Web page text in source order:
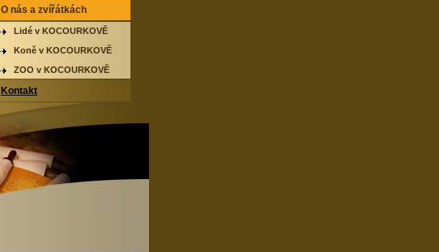
O nás a zvířátkách
Lidé v KOCOURKOVĚ
Koně v KOCOURKOVĚ
ZOO v KOCOURKOVĚ
Kontakt